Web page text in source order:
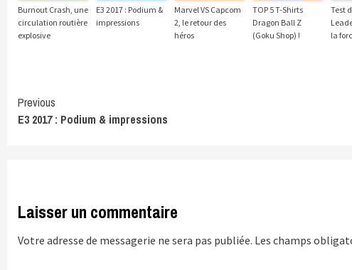
Burnout Crash, une
circulation routière
explosive
E3 2017 : Podium &
impressions
Marvel VS Capcom
2, le retour des
héros
TOP 5 T-Shirts
Dragon Ball Z
(Goku Shop) !
Test
la
Continue
Reading
Previous
E3 2017 : Podium & impressions
Laisser un commentaire
Votre adresse de messagerie ne sera pas publiée. Les champs